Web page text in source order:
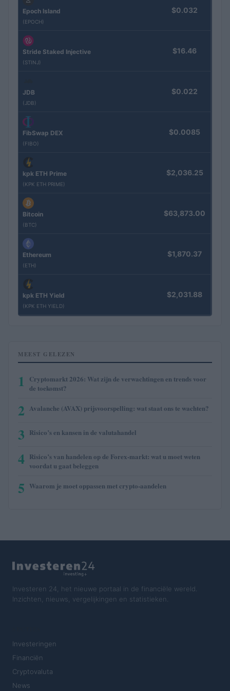
Epoch Island
(EPOCH)
$0.032
Stride Staked Injective
(STINJ)
$16.46
JDB
(JDB)
$0.022
FibSwap DEX
(FIBO)
$0.0085
kpk ETH Prime
(KPK ETH PRIME)
$2,036.25
Bitcoin
(BTC)
$63,873.00
Ethereum
(ETH)
$1,870.37
kpk ETH Yield
(KPK ETH YIELD)
$2,031.88
MEEST GELEZEN
1
Cryptomarkt 2026: Wat zijn de verwachtingen en trends voor
de toekomst?
2 Avalanche (AVAX) prijsvoorspelling: wat staat ons te wachten?
3 Risico’s en kansen in de valutahandel
4 Risico’s van handelen op de Forex-markt: wat u moet weten
voordat u gaat beleggen
5 Waarom je moet oppassen met crypto-aandelen
Investeren 24, het nieuwe portaal in de financiële wereld.
Inzichten, nieuws, vergelijkingen en statistieken.
Investeringen
Financiën
Cryptovaluta
News